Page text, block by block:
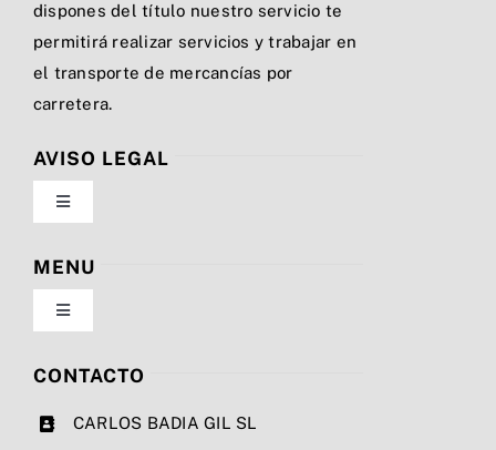
dispones del título nuestro servicio te
permitirá realizar servicios y trabajar en
el transporte de mercancías por
carretera.
AVISO LEGAL
Toggle
Navigation
Política de privacidad
Condiciones de uso
MENU
Toggle
Navigation
Nosotros
CONTACTO
CARLOS BADIA GIL SL